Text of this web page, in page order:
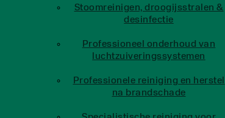
Stoomreinigen, droogijsstralen &
desinfectie
Professioneel onderhoud van
luchtzuiveringssystemen
Professionele reiniging en herstel
na brandschade